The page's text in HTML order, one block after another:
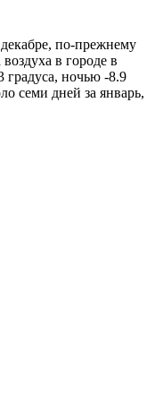
по-прежнему
в городе в
градуса, ночью -8.9
семи дней за январь,